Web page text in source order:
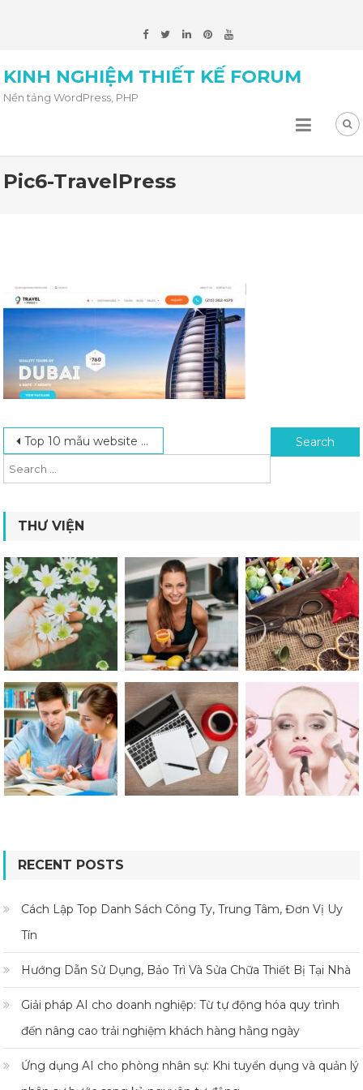
KINH NGHIỆM THIẾT KẾ FORUM
Nền tảng WordPress, PHP
Pic6-TravelPress
Post navigation
Top 10 mẫu website forum du lịch Search for:
THƯ VIỆN
RECENT POSTS
Cách Lập Top Danh Sách Công Ty, Trung Tâm, Đơn Vị Uy
Tín
Hướng Dẫn Sử Dụng, Bảo Trì Và Sửa Chữa Thiết Bị Tại Nhà
Giải pháp AI cho doanh nghiệp: Từ tự động hóa quy trình
đến nâng cao trải nghiệm khách hàng hằng ngày
Ứng dụng AI cho phòng nhân sự: Khi tuyển dụng và quản lý